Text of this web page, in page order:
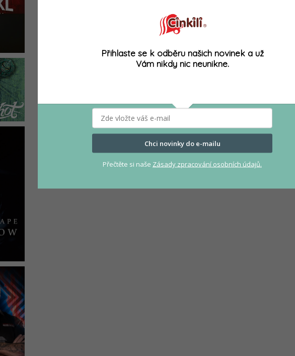
Přihlaste se k odběru našich novinek a už
Vám nikdy nic neunikne.
Chci novinky do e-mailu
Přečtěte si naše Zásady zpracování osobních údajů.